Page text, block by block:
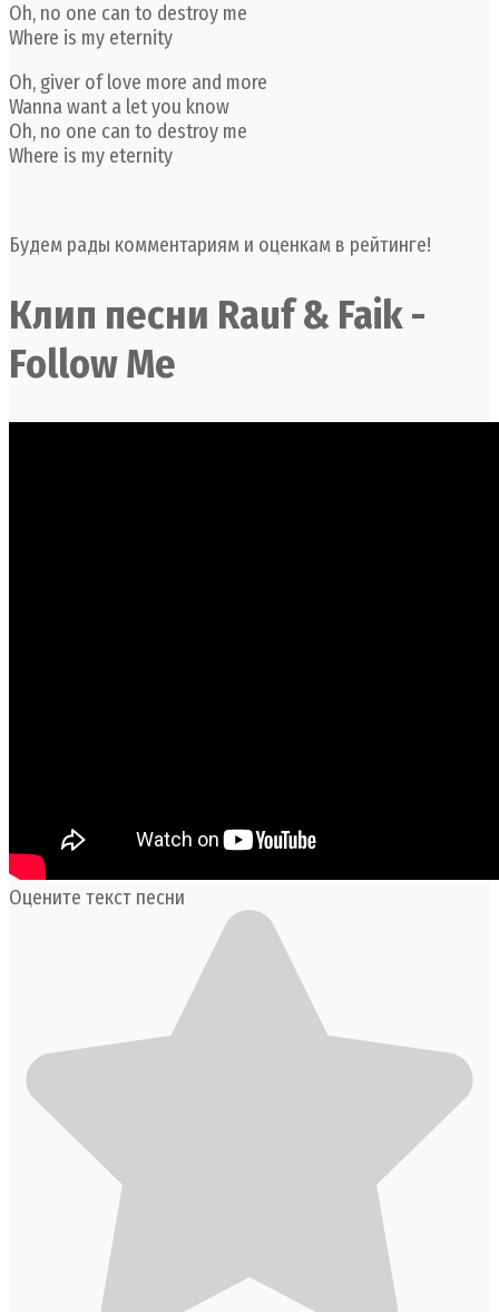
Oh, no one can to destroy me
Where is my eternity
Oh, giver of love more and more
Wanna want a let you know
Oh, no one can to destroy me
Where is my eternity
Будем рады комментариям и оценкам в рейтинге!
Клип песни Rauf & Faik -
Follow Me
Оцените текст песни